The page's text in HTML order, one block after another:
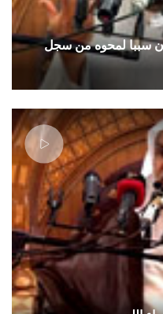
كان سببا لمحوه من سجل